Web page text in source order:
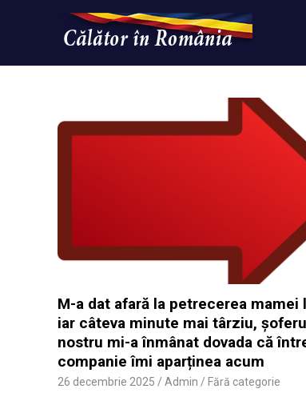
Calatorinromania
M-a dat afară la petrecerea mamei
iar câteva minute mai târziu,
nostru mi-a înmânat dovada că
companie îmi aparținea acum
26 decembrie 2025 Admin Fără categorie